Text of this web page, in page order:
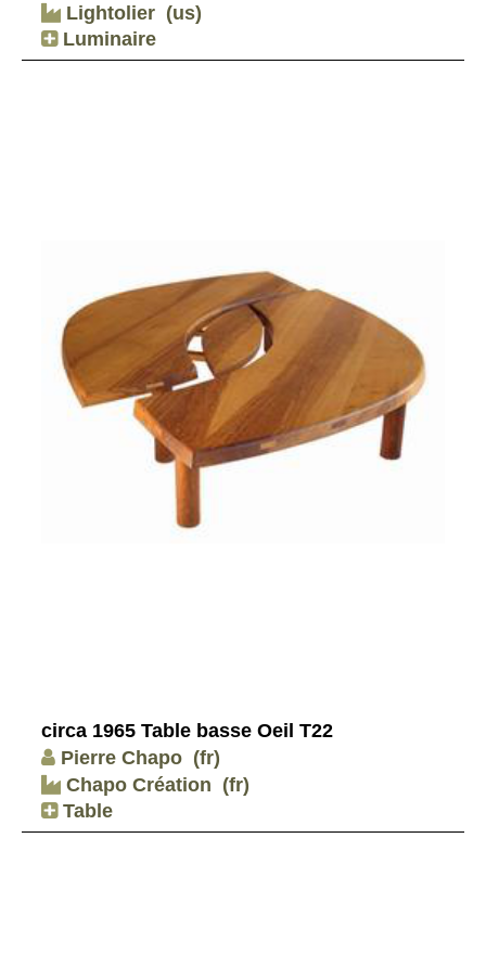
Lightolier (us)
Luminaire
circa 1965 Table basse Oeil T22
Pierre Chapo (fr)
Chapo Création (fr)
Table